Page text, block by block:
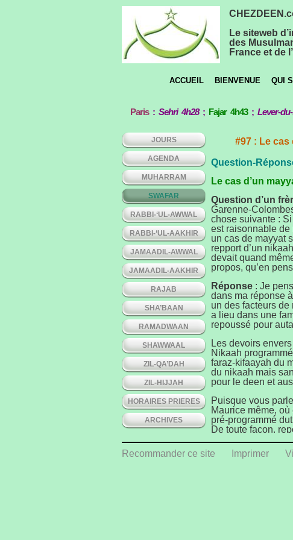
Le siteweb
des
France et de
ACCUEIL BIENVENUE QUI
Paris: Sehri 4h28; Fajar 4h43; Lever-
JOURS
AGENDA
MUHARRAM
SWAFAR
RABBI-‘UL-AWWAL
RABBI-‘UL-AAKHIR
JAMAADIL-AWWAL
JAMAADIL-AAKHIR
RAJAB
SHA’BAAN
RAMADWAAN
SHAWWAAL
ZIL-QA’DAH
ZIL-HIJJAH
HORAIRES PRIERES
ARCHIVES
#97 : Le cas
Question-
Le cas d’un
Question d’un
Garenne-
chose suivante :
est raisonnable de
un cas de mayyat
repport d’un
devait quand
propos, qu’en
Réponse : Je
dans ma réponse
un des facteurs
a lieu dans une
repoussé pour
Les devoirs
Nikaah
faraz-kifaayah du
du nikaah mais
pour le deen et
Puisque vous
Maurice même,
pré-programmé
De toute façon,
cérémonie du
date ultérieure.
Recommander ce site Imprimer